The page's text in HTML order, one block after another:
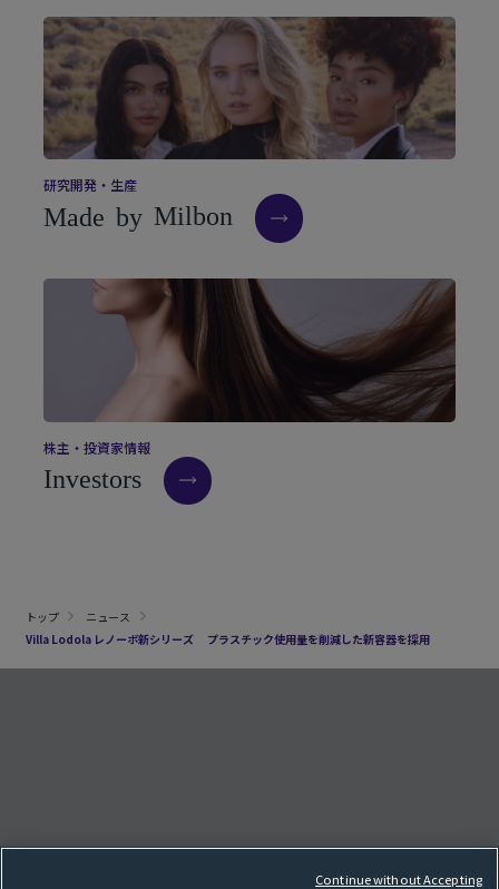
研究開発・ 生産
Made by Milbon
株主 ・ 投資家情報
Investors
トップ
ニュース
Villa Lodola レノーボ新シリーズ プラスチック使用量を削減した新容器を採用
クッキー設定
Continue without Accepting